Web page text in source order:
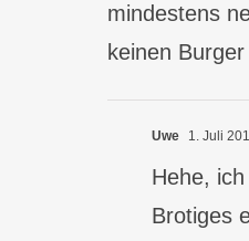
mindestens
keinen
Uwe 1. Juli
Hehe,
Brotiges